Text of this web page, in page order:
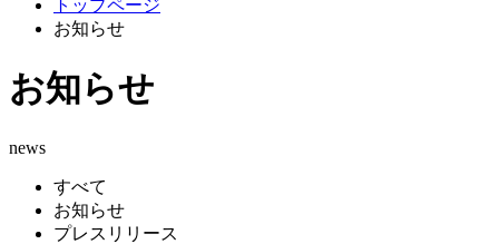
トップページ
お知らせ
お知らせ
news
すべて
お知らせ
プレスリリース